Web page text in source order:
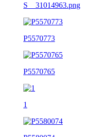
S__31014963.png
P5570773
P5570765
1